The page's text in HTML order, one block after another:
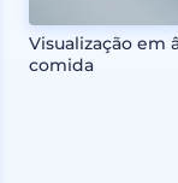
Visualização
comida